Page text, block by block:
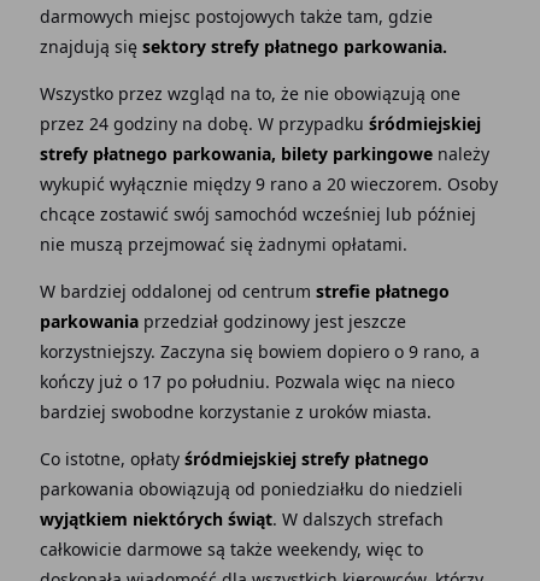
darmowych miejsc postojowych także tam, gdzie
znajdują się sektory strefy płatnego parkowania.
Wszystko przez wzgląd na to, że nie obowiązują one
przez 24 godziny na dobę. W przypadku śródmiejskiej
strefy płatnego parkowania, bilety parkingowe należy
wykupić wyłącznie między 9 rano a 20 wieczorem. Osoby
chcące zostawić swój samochód wcześniej lub później
nie muszą przejmować się żadnymi opłatami.
W bardziej oddalonej od centrum strefie płatnego
parkowania przedział godzinowy jest jeszcze
korzystniejszy. Zaczyna się bowiem dopiero o 9 rano, a
kończy już o 17 po południu. Pozwala więc na nieco
bardziej swobodne korzystanie z uroków miasta.
Co istotne, opłaty śródmiejskiej strefy płatnego
parkowania obowiązują od poniedziałku do niedzieli
wyjątkiem niektórych świąt. W dalszych strefach
całkowicie darmowe są także weekendy, więc to